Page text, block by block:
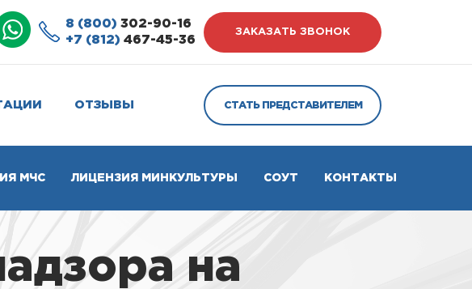
8 (800) 302-90-16
+7 (812) 467-45-36
ЗАКАЗАТЬ ЗВОНОК
ОТЗЫВЫ СТАТЬ ПРЕДСТАВИТЕЛЕМ
МЧС ЛИЦЕНЗИЯ МИНКУЛЬТУРЫ СОУТ КОНТАКТЫ
на